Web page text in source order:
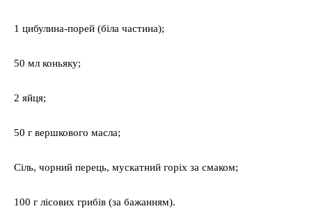
1 цибулина-порей (біла частина);
50 мл коньяку;
2 яйця;
50 г вершкового масла;
Сіль, чорний перець, мускатний горіх за смаком;
100 г лісових грибів (за бажанням).